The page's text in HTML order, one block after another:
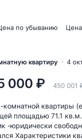
по убыванию
квартиру 4
000 ₽ 450 001
квартиры
площадью 71.1
-юридически
Характеристики